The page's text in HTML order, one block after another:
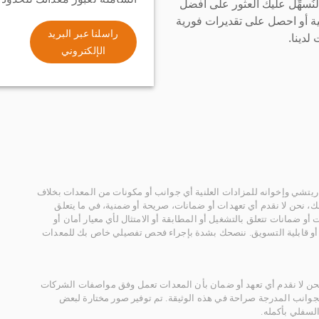
عليك العثور على أفضل
أو احصل على تقديرات فورية
راسلنا عبر البريد
الإلكتروني
وإخوانه للمزادات العلنية أي جوانب أو مكونات من المعدات بخلاف
لا نقدم أي تعهدات أو ضمانات، صريحة أو ضمنية، في ما يتعلق
ضمانات تتعلق بالتشغيل أو المطابقة أو الامتثال لأي معيار أمان أو
أو قابلية التسويق. ننصحك بشدة بإجراء فحص تفصيلي خاص بك للمعدات
لا نقدم أي تعهد أو ضمان بأن المعدات تعمل وفق مواصفات الشركات
المدرجة صراحة في هذه الوثيقة. تم توفير صور مختارة لبعض
بأكمله.